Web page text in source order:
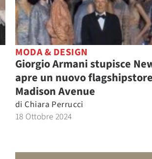
MODA & DESIGN
Giorgio Armani stupisce
apre un nuovo
Madison Avenue
di Chiara Perrucci
18 Ottobre 2024